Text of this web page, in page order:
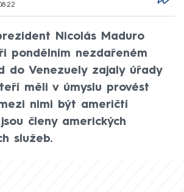
Nicolás Maduro
pondělním nezdařeném
do Venezuely zajaly úřady
měli v úmyslu provést
nimi být američtí
členy amerických
služeb.